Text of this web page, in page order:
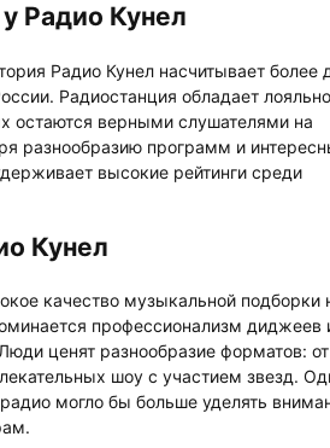
Радио Кунел
Радио Кунел насчитывает более
Радиостанция обладает
остаются верными слушателями на
разнообразию программ и
высокие рейтинги среди
Кунел
качество музыкальной подборки
профессионализм диджеев
ценят разнообразие форматов: от
шоу с участием звезд.
могло бы больше уделять